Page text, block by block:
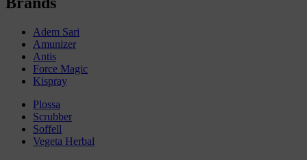
Adem Sari
Amunizer
Antis
Force Magic
Kispray
Plossa
Scrubber
Soffell
Vegeta Herbal